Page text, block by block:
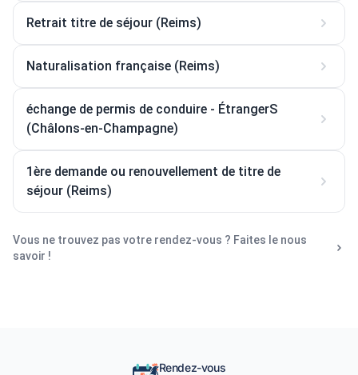
Retrait titre de séjour (Reims)
Naturalisation française (Reims)
échange de permis de conduire - ÉtrangerS
(Châlons-en-Champagne)
1ère demande ou renouvellement de titre de
séjour (Reims)
Vous ne trouvez pas votre rendez-vous ? Faites le nous
savoir !
Rendez-vous